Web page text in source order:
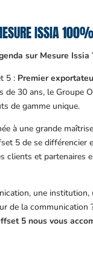
ISSIA
sur Mesure Issia
5 : Premier
de 30 ans, le Groupe
de gamme unique.
à une grande
5 de se différencier
clients et partenaires
une
de la communication
5 nous vous